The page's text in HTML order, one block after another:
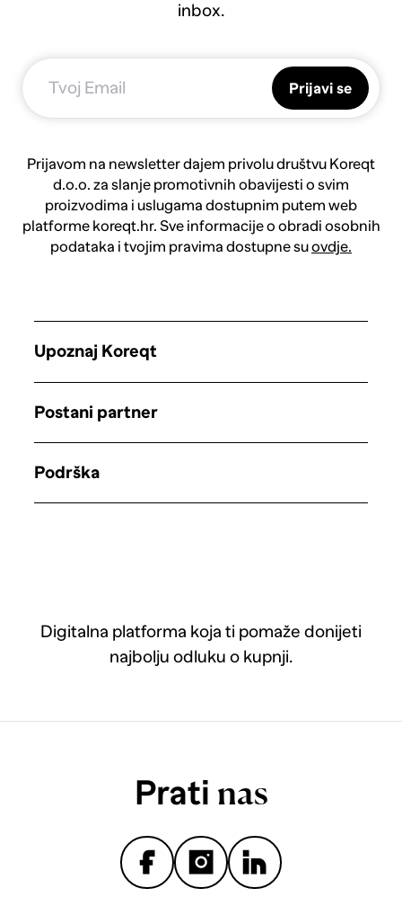
inbox.
Prijavi se
Prijavom na newsletter dajem privolu društvu Koreqt
d.o.o. za slanje promotivnih obavijesti o svim
proizvodima i uslugama dostupnim putem web
platforme koreqt.hr. Sve informacije o obradi osobnih
podataka i tvojim pravima dostupne suovdje.
Digitalna platforma koja ti pomaže donijeti
najbolju odluku o kupnji.
Upoznaj Koreqt
Postani partner
Podrška
Prati nas